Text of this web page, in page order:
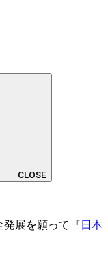
CLOSE
発展を願って『 日本